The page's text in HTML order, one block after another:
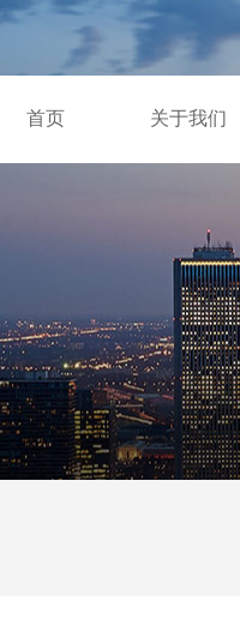
首页 关于我们